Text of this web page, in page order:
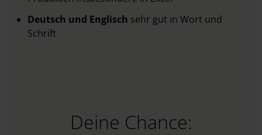
Deutsch und Englisch sehr gut in Wort und
Schrift
Deine Chance: